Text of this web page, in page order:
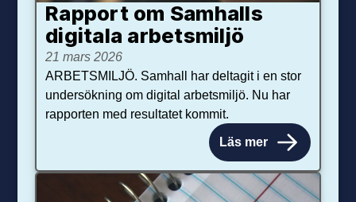
Rapport om Samhalls
digitala arbetsmiljö
21 mars 2026
ARBETSMILJÖ. Samhall har deltagit i en stor
undersökning om digital arbetsmiljö. Nu har
rapporten med resultatet kommit.
Läs mer